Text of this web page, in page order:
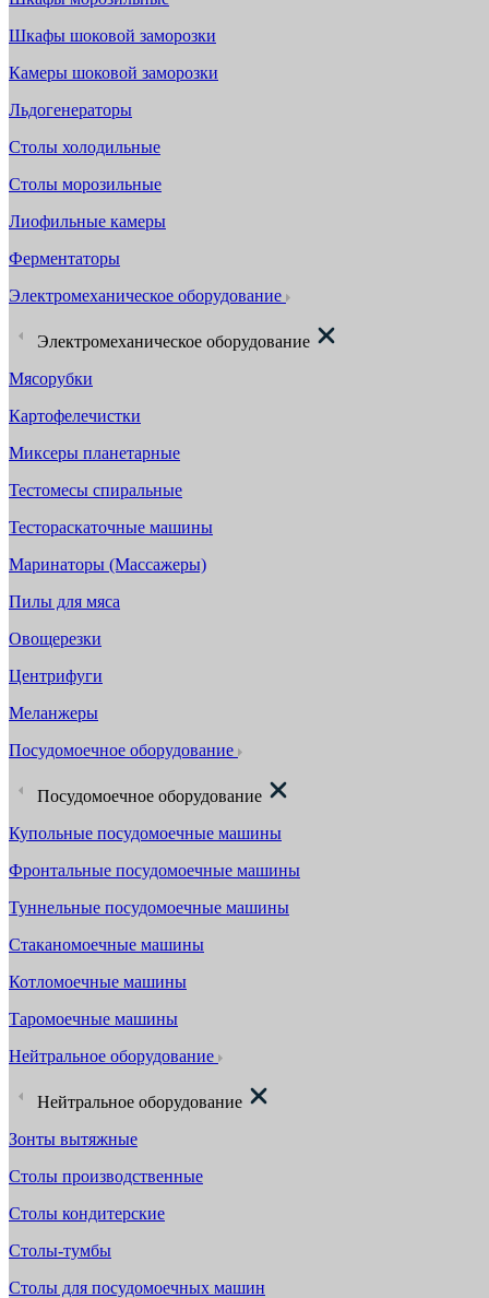
Шкафы шоковой заморозки
Камеры шоковой заморозки
Льдогенераторы
Столы холодильные
Столы морозильные
Лиофильные камеры
Ферментаторы
Электромеханическое оборудование
Электромеханическое оборудование
Мясорубки
Картофелечистки
Миксеры планетарные
Тестомесы спиральные
Тестораскаточные машины
Маринаторы (Массажеры)
Пилы для мяса
Овощерезки
Центрифуги
Меланжеры
Посудомоечное оборудование
Посудомоечное оборудование
Купольные посудомоечные машины
Фронтальные посудомоечные машины
Туннельные посудомоечные машины
Стаканомоечные машины
Котломоечные машины
Таромоечные машины
Нейтральное оборудование
Нейтральное оборудование
Зонты вытяжные
Столы производственные
Столы кондитерские
Столы-тумбы
Столы для посудомоечных машин